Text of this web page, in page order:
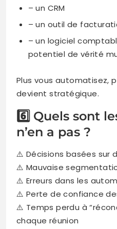
– un CRM
– un outil de
– un logiciel
potentiel de vérité
Plus vous automatisez,
devient stratégique.
6️⃣ Quels sont
n’en a pas ?
⚠️ Décisions basées sur
⚠️ Mauvaise
⚠️ Erreurs dans les
⚠️ Perte de confiance
⚠️ Temps perdu à
chaque réunion